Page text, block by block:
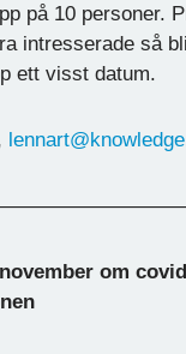
på 10 personer.
intresserade så
ett visst datum.
om